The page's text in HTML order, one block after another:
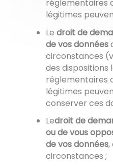
réglementaires
légitimes
Ledroit de
de vos données
circonstances
des dispositions
réglementaires
légitimes
conserver ces
Ledroit de
ou de vous
de vos données,
circonstances ;